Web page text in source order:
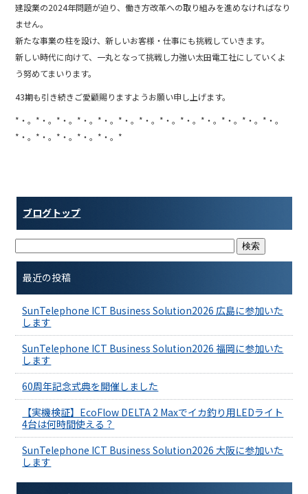
建設業の2024年問題が迫り、働き方改革への取り組みを進めなければなり
ません。
新たな事業の柱を設け、新しいお客様・仕事にも挑戦していきます。
新しい時代に向けて、一丸となって挑戦し力強い太田電工社にしていくよ
う努めてまいります。
43期も引き続きご愛顧賜りますようお願い申し上げます。
*・。*・。*・。*・。*・。*・。*・。*・。*・。*・。*・。*・。*・。
*・。*・。*・。*・。*・。*
ブログトップ
最近の投稿
SunTelephone ICT Business Solution2026 広島に参加いた
します
SunTelephone ICT Business Solution2026 福岡に参加いた
します
60周年記念式典を開催しました
【実機検証】EcoFlow DELTA 2 Maxでイカ釣り用LEDライト
4台は何時間使える？
SunTelephone ICT Business Solution2026 大阪に参加いた
します